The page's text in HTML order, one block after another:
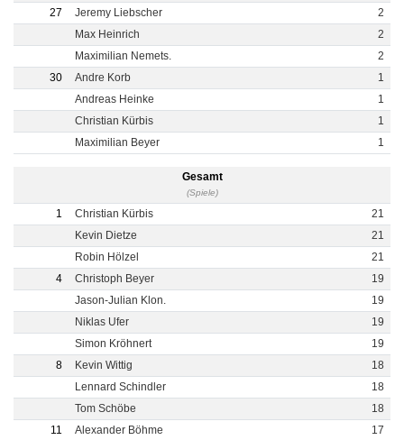
27
Jeremy Liebscher
2
Max Heinrich
2
Maximilian Nemets.
2
30
Andre Korb
1
Andreas Heinke
1
Christian Kürbis
1
Maximilian Beyer
1
Gesamt
(Spiele)
1 Christian Kürbis
21
Kevin Dietze
21
Robin Hölzel
21
4
Christoph Beyer
19
Jason-Julian Klon.
19
Niklas Ufer
19
Simon Kröhnert
19
8
Kevin Wittig
18
Lennard Schindler
18
Tom Schöbe
18
11
Alexander Böhme
17